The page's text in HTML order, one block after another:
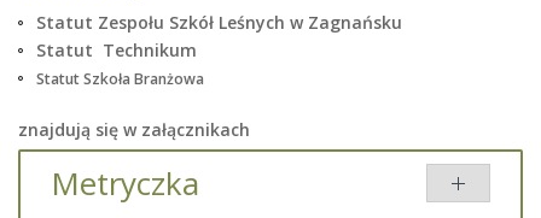
Statut Zespołu Szkół Leśnych w Zagnańsku
Statut Technikum
Statut Szkoła Branżowa
znajdują się w załącznikach
Metryczka